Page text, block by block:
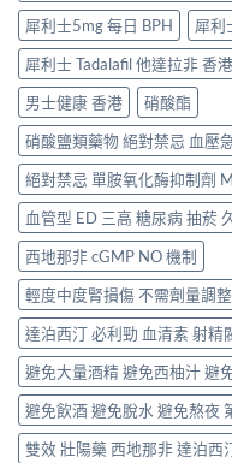
犀利士5mg 每日 BPH
犀利
犀利士 Tadalafil 他達拉非 香
男士健康 香港
硝酸酯
硝酸鹽類藥物 絕對禁忌 血壓
絕對禁忌 單胺氧化酶抑制劑
血管型 ED 三高 糖尿病 抽菸
西地那非 cGMP NO 機制
輕度中度腎損傷 不需劑量調
達泊西汀 必利勁 血清素 射精
避免大量酒精 避免西柚汁 避
避免飲酒 避免脫水 避免熬夜
雙效 壯陽藥 西地那非 達泊西